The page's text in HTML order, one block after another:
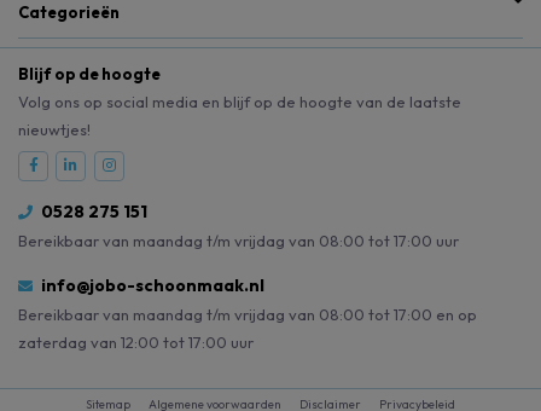
Categorieën
Blijf op de hoogte
Volg ons op social media en blijf op de hoogte van de laatste
nieuwtjes!
0528 275 151
Bereikbaar van maandag t/m vrijdag van 08:00 tot 17:00 uur
info@jobo-schoonmaak.nl
Bereikbaar van maandag t/m vrijdag van 08:00 tot 17:00 en op
zaterdag van 12:00 tot 17:00 uur
Sitemap Algemene voorwaarden Disclaimer Privacybeleid